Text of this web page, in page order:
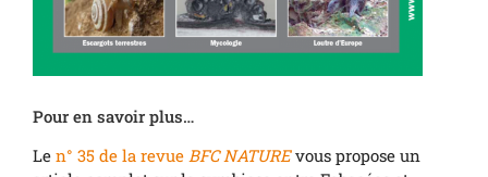
Pour en savoir plus…
Le n° 35 de la revue BFC NATUREvous propose un